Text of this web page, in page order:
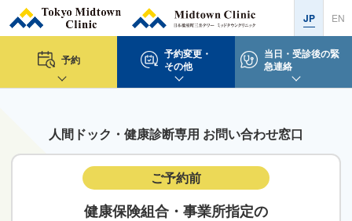
JP EN
予約
予約変更・
その他
当日・受診後の緊
急連絡
人間ドック・健康診断専用 お問い合わせ窓口
ご予約前
健康保険組合・事業所指定の